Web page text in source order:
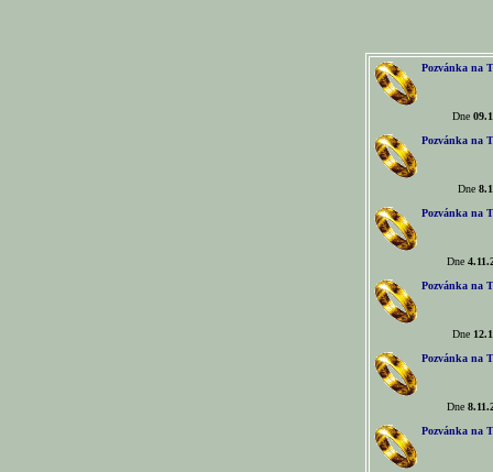
Pozvánka na
Dne
Pozvánka na
Dne
Pozvánka na
Dne
Pozvánka na
Dne
Pozvánka na
Dne
Pozvánka na